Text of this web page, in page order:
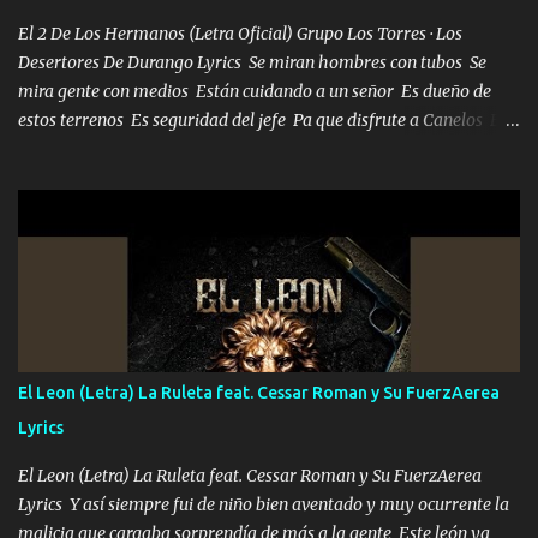
mueven solo por el interés P...
El 2 De Los Hermanos (Letra Oficial) Grupo Los Torres · Los
Desertores De Durango Lyrics Se miran hombres con tubos Se
mira gente con medios Están cuidando a un señor Es dueño de
estos terrenos Es seguridad del jefe Pa que disfrute a Canelos Es
ni tampoco las mujeres porque es platica de grandes por eso hay
que estar alegres doy las instrucciones para atender los deberes
Música Si es que salta algún problema de confianza tengo gente
ahí está el Hombre Cuarenta y también Pariente 7 arreglan
cualquier problema no más es cuestión que ordené NOS HACE
FALTA UN HERMANO DE CLAVE ERA EL 24 SIEMPRE FUE UN
HOMBRE VALIENTE POR ALGO M'URIÓ PELEAND0 SIEMPRE
VIO POR LA FAMILIA PARA QUE SIGA EL LEGADO Es el DOS de
los HERMANOS un cerebro inteligente y com...
El Leon (Letra) La Ruleta feat. Cessar Roman y Su FuerzAerea
Lyrics
El Leon (Letra) La Ruleta feat. Cessar Roman y Su FuerzAerea
Lyrics Y así siempre fui de niño bien aventado y muy ocurrente la
malicia que cargaba sorprendía de más a la gente Este león ya